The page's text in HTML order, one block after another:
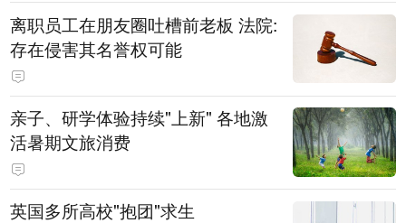
离职员工在朋友圈吐槽前老板 法院:
存在侵害其名誉权可能
亲子、研学体验持续"上新" 各地激
活暑期文旅消费
英国多所高校"抱团"求生